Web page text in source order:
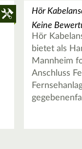
Hör
Keine
Hör
bietet als
Mannheim
Anschluss